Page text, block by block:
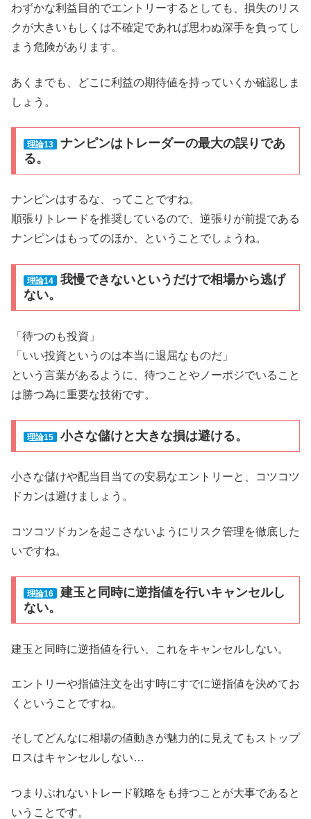
わずかな利益目的でエントリーするとしても、損失のリス
クが大きいもしくは不確定であれば思わぬ深手を負ってし
まう危険があります。
あくまでも、どこに利益の期待値を持っていくか確認しま
しょう。
理論13 ナンピンはトレーダーの最大の誤りであ
る。
ナンピンはするな、ってことですね。
順張りトレードを推奨しているので、逆張りが前提である
ナンピンはもってのほか、ということでしょうね。
理論14 我慢できないというだけで相場から逃げ
ない。
「待つのも投資」
「いい投資というのは本当に退屈なものだ」
という言葉があるように、待つことやノーポジでいること
は勝つ為に重要な技術です。
理論15 小さな儲けと大きな損は避ける。
小さな儲けや配当目当ての安易なエントリーと、コツコツ
ドカンは避けましょう。
コツコツドカンを起こさないようにリスク管理を徹底した
いですね。
理論16 建玉と同時に逆指値を行いキャンセルし
ない。
建玉と同時に逆指値を行い、これをキャンセルしない。
エントリーや指値注文を出す時にすでに逆指値を決めてお
くということですね。
そしてどんなに相場の値動きが魅力的に見えてもストップ
ロスはキャンセルしない…
つまりぶれないトレード戦略をも持つことが大事であると
いうことです。